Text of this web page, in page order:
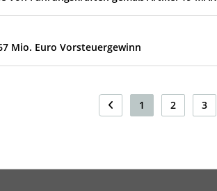
Mio. Euro Vorsteuergewinn
1 2 3